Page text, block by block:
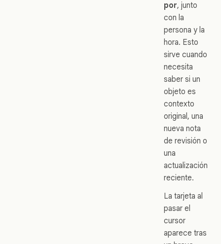
por, junto
con la
persona y la
hora. Esto
sirve cuando
necesita
saber si un
objeto es
contexto
original, una
nueva nota
de revisión o
una
actualización
reciente.
La tarjeta al
pasar el
cursor
aparece tras